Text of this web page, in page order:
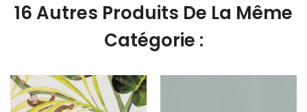
16 Autres Produits De La Même
Catégorie :